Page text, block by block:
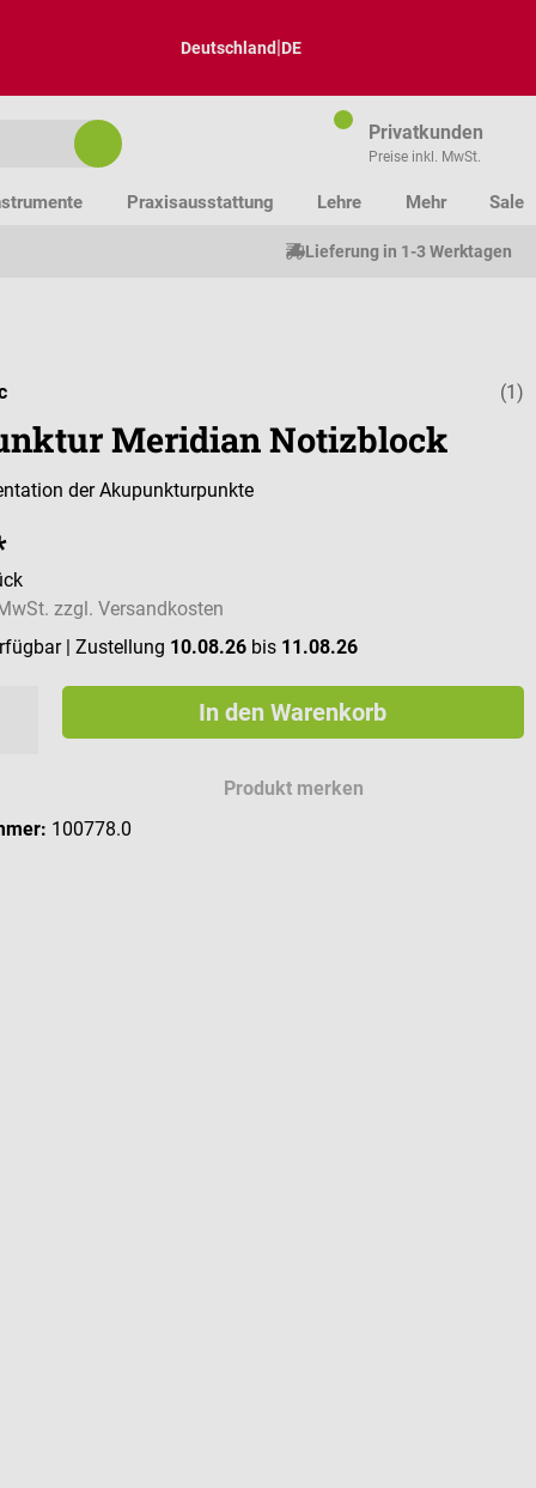
Deutschland|DE
Privatkunden
Preise inkl. MwSt.
Praxisausstattung Lehre Mehr Sale
Lieferung in 1-3 Werktagen
(1)
Meridian Notizblock
der Akupunkturpunkte
zzgl. Versandkosten
| Zustellung 10.08.26 bis 11.08.26
In den Warenkorb
Produkt merken
100778.0